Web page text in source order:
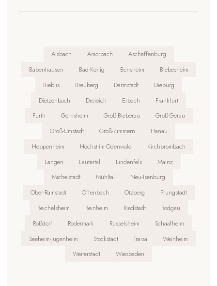
Alsbach Amorbach
Aschaffenburg
Babenhausen
Bad-König Bensheim
Biebesheim
Bieblis
Breuberg Darmstadt
Dieburg
Dietzenbach
Dreieich Erbach
Frankfurt
Fürth
Gernsheim Groß-Bieberau
Groß-Gerau
Groß-Umstadt
Groß-Zimmern
Hanau
Heppenheim
Höchst-im-Odenwald
Kirchbrombach
Langen
Lautertal Lindenfels
Mainz
Michelstadt
Mühltal
Neu-Isenburg
Ober-Ramstadt
Offenbach Otzberg
Pfungstadt
Reichelsheim
Reinheim Riedstadt
Rodgau
Roßdorf
Rödermark Rüsselsheim
Schaafheim
Seeheim-Jugenheim
Stockstadt Traisa
Weinheim
Weiterstadt
Wiesbaden